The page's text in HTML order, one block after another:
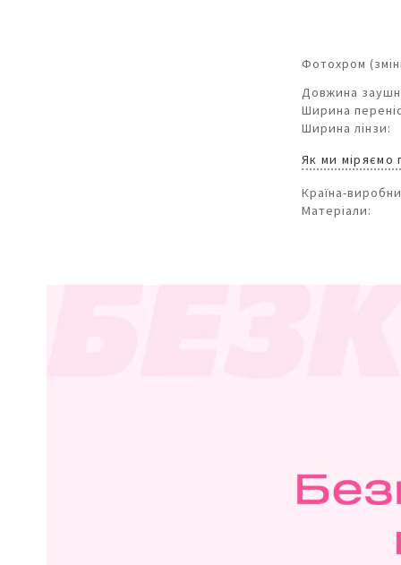
Фотохром
Довжина
Ширина
Ширина лінзи:
Як ми міряємо
Країна-
Матеріали: